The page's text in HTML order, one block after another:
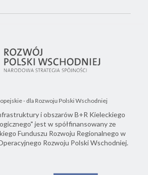
- dla Rozwoju Polski Wschodniej
i obszarów B+R Kieleckiego
jest w spółfinansowany ze
Funduszu Rozwoju Regionalnego w
Rozwoju Polski Wschodniej.